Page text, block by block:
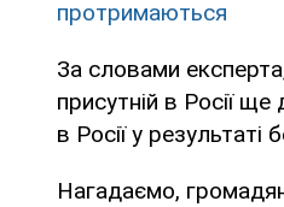
протримаються
За словами
присутній в Росії
в Росії у результаті
Нагадаємо,